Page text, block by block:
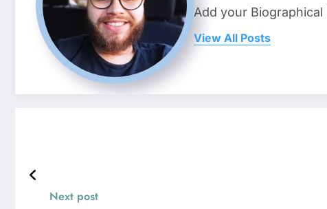
Add your
View All Posts
Next post